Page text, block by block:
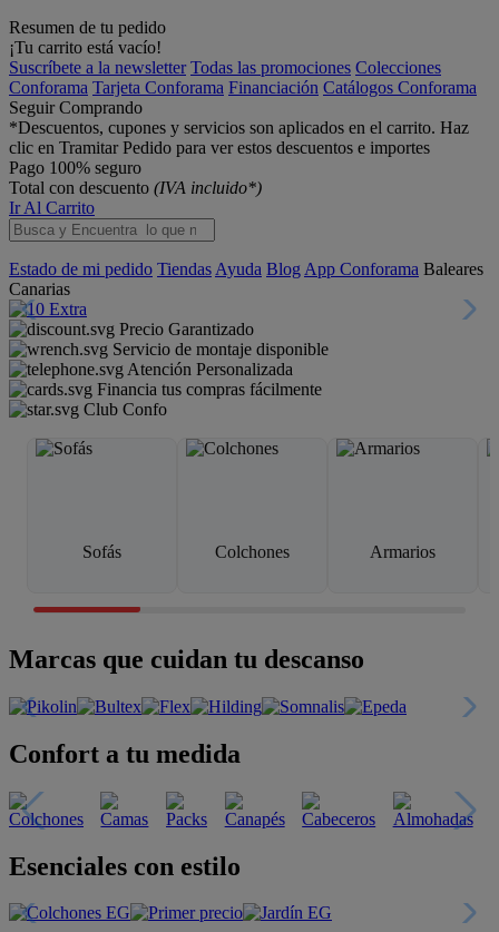
Resumen de tu pedido
¡Tu carrito está vacío!
Suscríbete a la newsletter Todas las promociones Colecciones
Conforama Tarjeta Conforama Financiación Catálogos Conforama
Seguir Comprando
*Descuentos, cupones y servicios son aplicados en el carrito. Haz
clic en Tramitar Pedido para ver estos descuentos e importes
Pago 100% seguro
Total con descuento (IVA incluido*)
Ir Al Carrito
Estado de mi pedido Tiendas Ayuda Blog App Conforama Baleares
Canarias
Precio Garantizado
Servicio de montaje disponible
Atención Personalizada
Financia tus compras fácilmente
Club Confo
Sofás Colchones Armarios
Marcas que cuidan tu descanso
Confort a tu medida
Esenciales con estilo